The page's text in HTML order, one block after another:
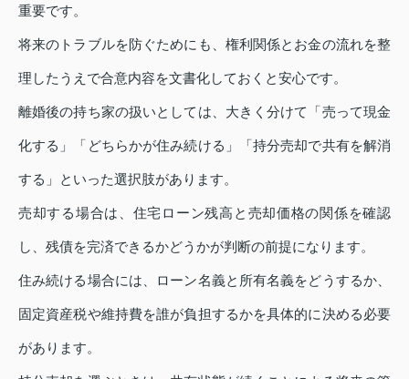
重要です。
将来のトラブルを防ぐためにも、権利関係とお金の流れを整
理したうえで合意内容を文書化しておくと安心です。
離婚後の持ち家の扱いとしては、大きく分けて「売って現金
化する」「どちらかが住み続ける」「持分売却で共有を解消
する」といった選択肢があります。
売却する場合は、住宅ローン残高と売却価格の関係を確認
し、残債を完済できるかどうかが判断の前提になります。
住み続ける場合には、ローン名義と所有名義をどうするか、
固定資産税や維持費を誰が負担するかを具体的に決める必要
があります。